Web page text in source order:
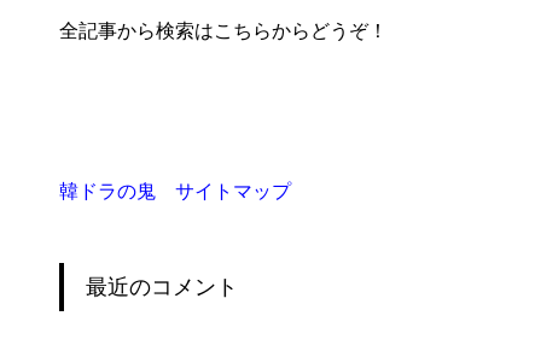
全記事から検索はこちらからどうぞ！
韓ドラの鬼 サイトマップ
最近のコメント